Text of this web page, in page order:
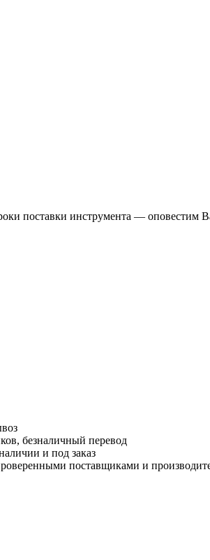
поставки инструмента —
безналичный перевод
и под заказ
поставщиками и